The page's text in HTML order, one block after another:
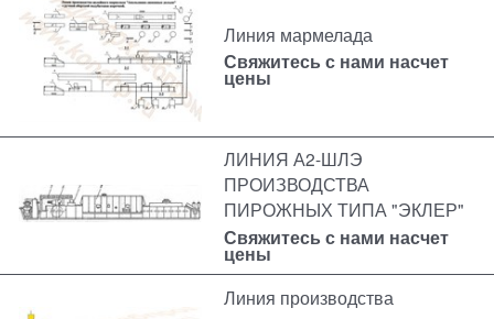
Линия мармелада
Свяжитесь с нами насчет
цены
ЛИНИЯ А2-ШЛЭ
ПРОИЗВОДСТВА
ПИРОЖНЫХ ТИПА "ЭКЛЕР"
Свяжитесь с нами насчет
цены
Линия производства